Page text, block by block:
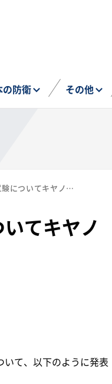
の防衛 その他
多軌道観測実証衛星の製造・試験についてキヤノン電子と契約
てキヤノ
て、以下のように発表